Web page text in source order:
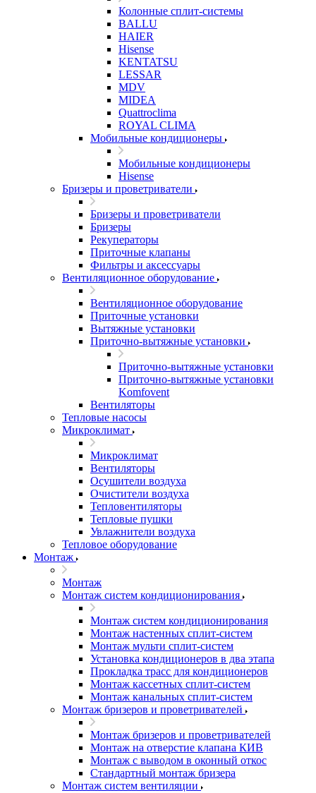
Колонные сплит-системы
BALLU
HAIER
Hisense
KENTATSU
LESSAR
MDV
MIDEA
Quattroclima
ROYAL CLIMA
Мобильные кондиционеры
Мобильные кондиционеры
Hisense
Бризеры и проветриватели
Бризеры и проветриватели
Бризеры
Рекуператоры
Приточные клапаны
Фильтры и аксессуары
Вентиляционное оборудование
Вентиляционное оборудование
Приточные установки
Вытяжные установки
Приточно-вытяжные установки
Приточно-вытяжные установки
Приточно-вытяжные установки
Komfovent
Вентиляторы
Тепловые насосы
Микроклимат
Микроклимат
Вентиляторы
Осушители воздуха
Очистители воздуха
Тепловентиляторы
Тепловые пушки
Увлажнители воздуха
Тепловое оборудование
Монтаж
Монтаж
Монтаж систем кондиционирования
Монтаж систем кондиционирования
Монтаж настенных сплит-систем
Монтаж мульти сплит-систем
Установка кондиционеров в два этапа
Прокладка трасс для кондиционеров
Монтаж кассетных сплит-систем
Монтаж канальных сплит-систем
Монтаж бризеров и проветривателей
Монтаж бризеров и проветривателей
Монтаж на отверстие клапана КИВ
Монтаж с выводом в оконный откос
Стандартный монтаж бризера
Монтаж систем вентиляции